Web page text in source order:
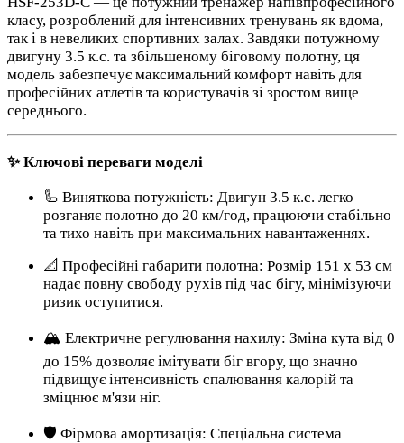
класу, розроблений для інтенсивних тренувань як вдома,
так і в невеликих спортивних залах. Завдяки потужному
двигуну 3.5 к.с. та збільшеному біговому полотну, ця
модель забезпечує максимальний комфорт навіть для
професійних атлетів та користувачів зі зростом вище
середнього.
✨ Ключові переваги моделі
🦾 Виняткова потужність: Двигун 3.5 к.с. легко
розганяє полотно до 20 км/год, працюючи стабільно
та тихо навіть при максимальних навантаженнях.
📐 Професійні габарити полотна: Розмір 151 х 53 см
надає повну свободу рухів під час бігу, мінімізуючи
ризик оступитися.
🏔️ Електричне регулювання нахилу: Зміна кута від 0
до 15% дозволяє імітувати біг вгору, що значно
підвищує інтенсивність спалювання калорій та
зміцнює м'язи ніг.
🛡️ Фірмова амортизація: Спеціальна система